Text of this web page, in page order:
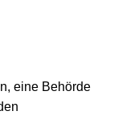
eine Behörde